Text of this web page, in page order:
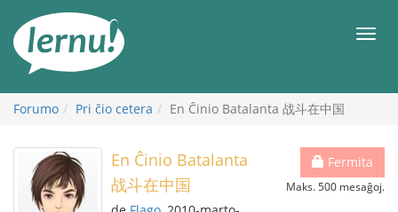
enhavo
Forumo Pri ĉio cetera En Ĉinio Batalanta 战斗在中国
Fermita
Maks. 500 mesaĝoj.
En Ĉinio Batalanta
战斗在中国